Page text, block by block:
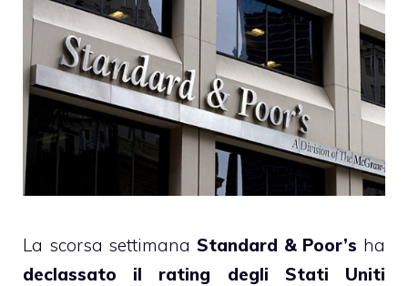
La scorsa settimana Standard & Poor’s ha
declassato il rating degli Stati Uniti